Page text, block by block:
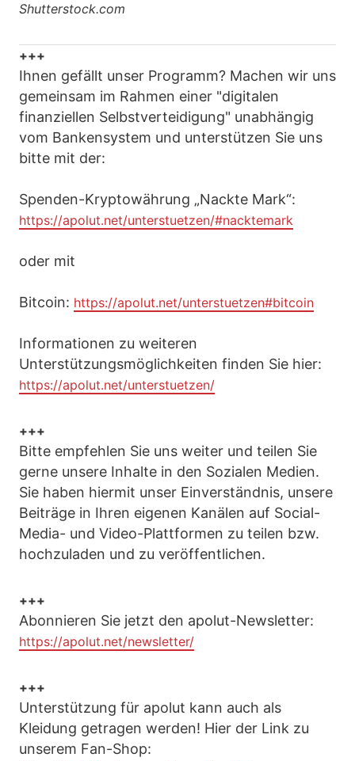
Shutterstock.com
+++
Ihnen gefällt unser Programm? Machen wir uns
gemeinsam im Rahmen einer "digitalen
finanziellen Selbstverteidigung" unabhängig
vom Bankensystem und unterstützen Sie uns
bitte mit der:
Spenden-Kryptowährung „Nackte Mark“:
https://apolut.net/unterstuetzen/#nacktemark
oder mit
Bitcoin: https://apolut.net/unterstuetzen#bitcoin
Informationen zu weiteren
Unterstützungsmöglichkeiten finden Sie hier:
https://apolut.net/unterstuetzen/
+++
Bitte empfehlen Sie uns weiter und teilen Sie
gerne unsere Inhalte in den Sozialen Medien.
Sie haben hiermit unser Einverständnis, unsere
Beiträge in Ihren eigenen Kanälen auf Social-
Media- und Video-Plattformen zu teilen bzw.
hochzuladen und zu veröffentlichen.
+++
Abonnieren Sie jetzt den apolut-Newsletter:
https://apolut.net/newsletter/
+++
Unterstützung für apolut kann auch als
Kleidung getragen werden! Hier der Link zu
unserem Fan-Shop: